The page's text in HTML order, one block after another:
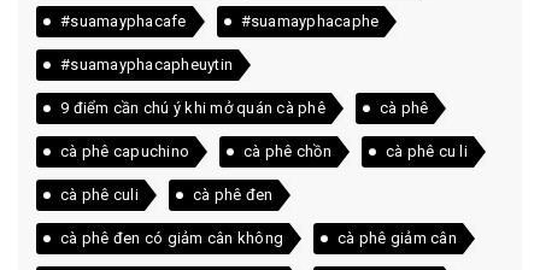
#suamayphacafe #suamayphacaphe
#suamayphacapheuytin
9 điểm cần chú ý khi mở quán cà phê cà phê
cà phê capuchino cà phê chồn cà phê cu li
cà phê culi cà phê đen
cà phê đen có giảm cân không cà phê giảm cân